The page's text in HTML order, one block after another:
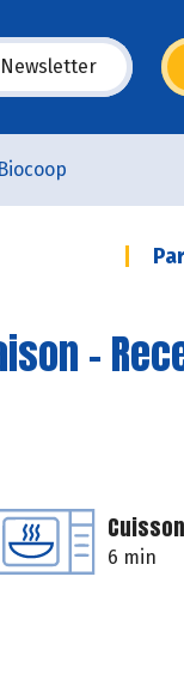
Newsletter
dans une nouvelle
Biocoop
-
Cuisson
6 min